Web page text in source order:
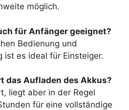
möglich.
für Anfänger geeignet?
Bedienung und
ist es ideal für Einsteiger.
das Aufladen des Akkus?
liegt aber in der Regel
für eine vollständige